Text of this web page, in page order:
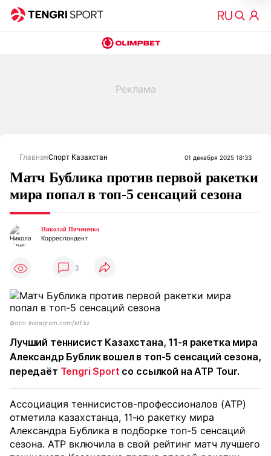
ГлавнаяСпорт Казахстан 01 декабря 2025 18:33
Матч Бублика против первой ракетки
мира попал в топ-5 сенсаций сезона
Николай Пичененко
Корреспондент
3
Фото: instagram.com/ktf.kz
Лучший теннисист Казахстана, 11-я ракетка мира
Александр Бублик вошел в топ-5 сенсаций сезона,
передаёт Tengri Sport со ссылкой на ATP Tour.
Ассоциация теннисистов-профессионалов (ATP)
отметила казахстанца, 11-ю ракетку мира
Александра Бублика в подборке топ-5 сенсаций
сезона. ATP включила в свой рейтинг матч лучшего